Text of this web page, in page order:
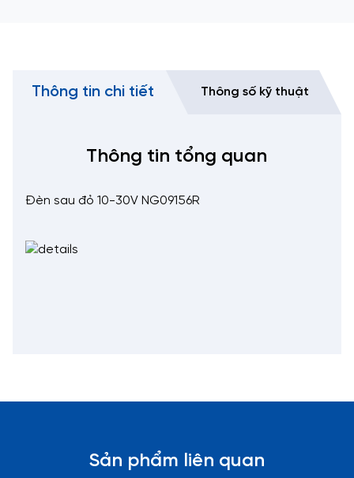
Thông tin chi tiết Thông số kỹ thuật
Thông tin tổng quan
Đèn sau đỏ 10-30V NG09156R
Sản phẩm liên quan